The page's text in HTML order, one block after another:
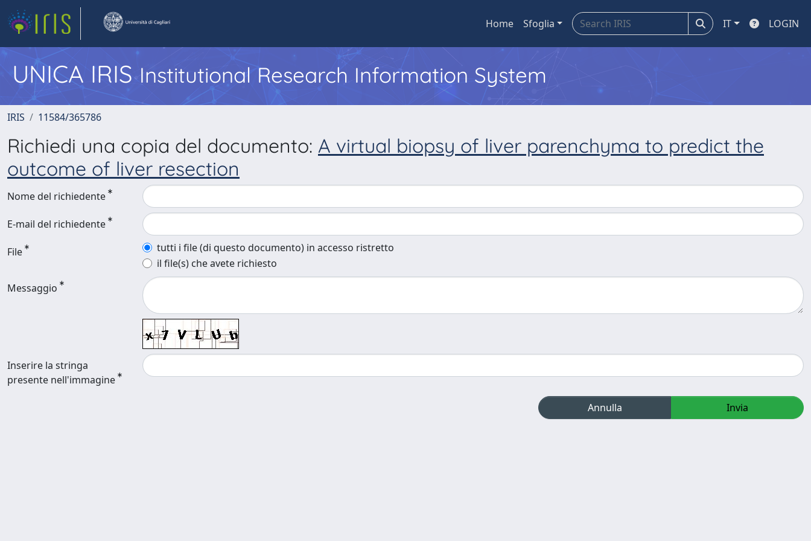
Home Sfoglia IT LOGIN
UNICA IRISInstitutional Research Information System
IRIS 11584/365786
Richiedi una copia del documento: A virtual biopsy of liver parenchyma to predict the
outcome of liver resection
Nome del richiedente
E-mail del richiedente
File
tutti i file (di questo documento) in accesso ristretto
il file(s) che avete richiesto
Messaggio
Inserire la stringa
presente nell'immagine
Annulla Invia